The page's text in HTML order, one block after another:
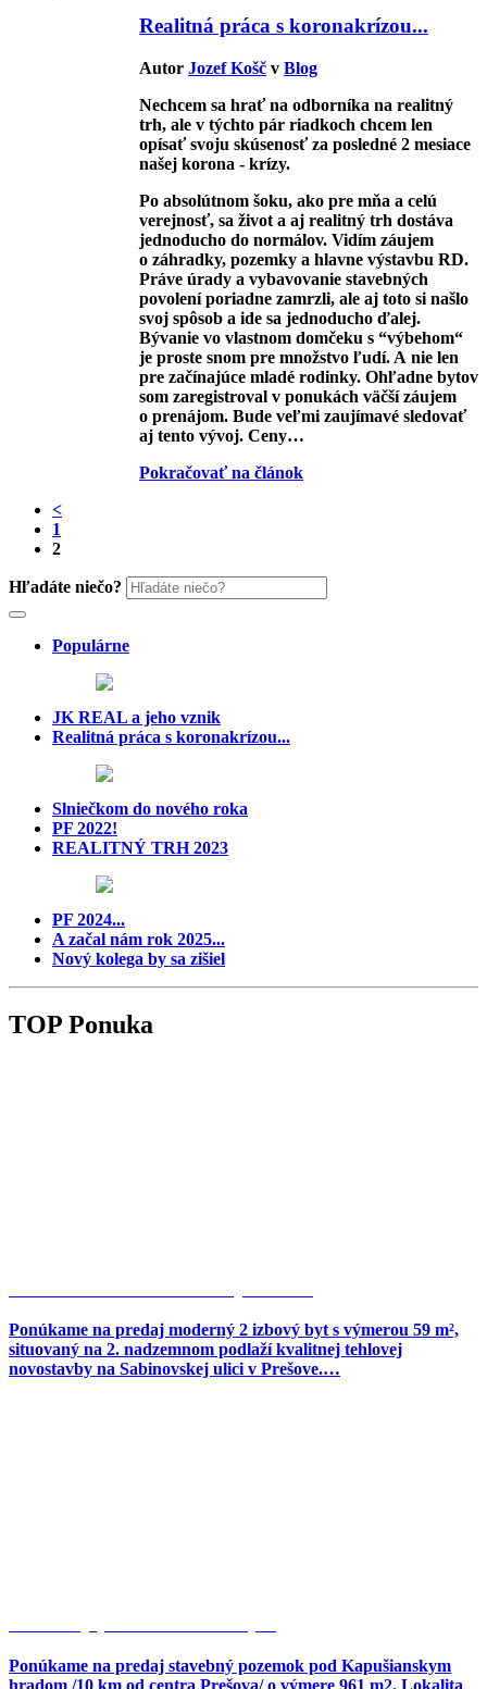
Realitná práca s koronakrízou...
Autor Jozef Košč v Blog
Nechcem sa hrať na odborníka na realitný
trh, ale v týchto pár riadkoch chcem len
opísať svoju skúsenosť za posledné 2 mesiace
našej korona - krízy.
Po absolútnom šoku, ako pre mňa a celú
verejnosť, sa život a aj realitný trh dostáva
jednoducho do normálov. Vidím záujem
o záhradky, pozemky a hlavne výstavbu RD.
Práve úrady a vybavovanie stavebných
povolení poriadne zamrzli, ale aj toto si našlo
svoj spôsob a ide sa jednoducho ďalej.
Bývanie vo vlastnom domčeku s “výbehom“
je proste snom pre množstvo ľudí. A nie len
pre začínajúce mladé rodinky. Ohľadne bytov
som zaregistroval v ponukách väčší záujem
o prenájom. Bude veľmi zaujímavé sledovať
aj tento vývoj. Ceny…
Pokračovať na článok
<
1
2
Hľadáte niečo?
Populárne
JK REAL a jeho vznik
Realitná práca s koronakrízou...
Slniečkom do nového roka
PF 2022!
REALITNÝ TRH 2023
PF 2024...
A začal nám rok 2025...
Nový kolega by sa zišiel
TOP Ponuka
Ponúkame na predaj moderný 2 izbový byt s výmerou 59 m²,
situovaný na 2. nadzemnom podlaží kvalitnej tehlovej
novostavby na Sabinovskej ulici v Prešove.…
Ponúkame na predaj stavebný pozemok pod Kapušianskym
hradom /10 km od centra Prešova/ o výmere 961 m2. Lokalita